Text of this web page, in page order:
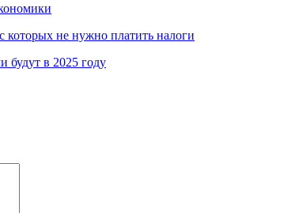
которых не нужно платить налоги
будут в 2025 году